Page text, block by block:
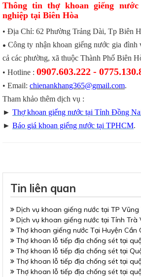
Thông tin thợ khoan giếng
nghiệp tại Biên Hòa
• Địa Chỉ: 62 Phường Trảng Dài, Tp Biên
• Công ty nhận khoan giếng nước gia đình
cả các phường, xã thuộc Thành Phố Biên
• Hotline : 0907.603.222 -
• Email: chienankhang365@gmail.com.
Tham khảo thêm dịch vụ :
► Thợ khoan giếng nước tại Tỉnh Đồng
► Báo giá khoan giếng nước tại TPHCM.
Tin liên quan
Dịch vụ khoan giếng nước tại TP Vũng
Dịch vụ khoan giếng nước tại Tỉnh Trà
Thợ khoan giếng nước Tại Huyện Cần
Thợ khoan lỗ tiếp địa chống sét tại
Thợ khoan lỗ tiếp địa chống sét tại
Thợ khoan lỗ tiếp địa chống sét tại
Thợ khoan lỗ tiếp địa chống sét tại